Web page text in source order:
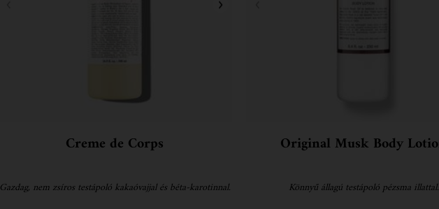
Creme de Corps
Gazdag, nem zsíros testápoló kakaóvajjal és béta-karotinnal.
Original Musk Body
Könnyű állagú testápoló pézsma illattal.